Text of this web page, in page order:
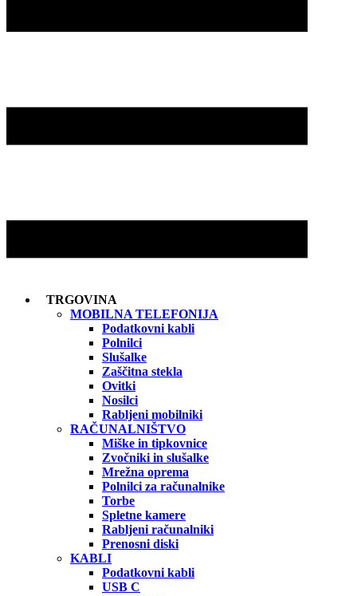
TRGOVINA
MOBILNA TELEFONIJA
Podatkovni kabli
Polnilci
Slušalke
Zaščitna stekla
Ovitki
Nosilci
Rabljeni mobilniki
RAČUNALNIŠTVO
Miške in tipkovnice
Zvočniki in slušalke
Mrežna oprema
Polnilci za računalnike
Torbe
Spletne kamere
Rabljeni računalniki
Prenosni diski
KABLI
Podatkovni kabli
USB C